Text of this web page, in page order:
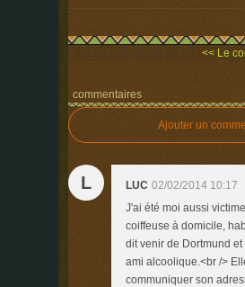
<< Le
commentaires
Ajouter un
L LUC 02/02/2014 10:17
J'ai été moi aussi
coiffeuse à domicile,
dit venir de Dortmund
ami alcoolique.<br />
communiquer son